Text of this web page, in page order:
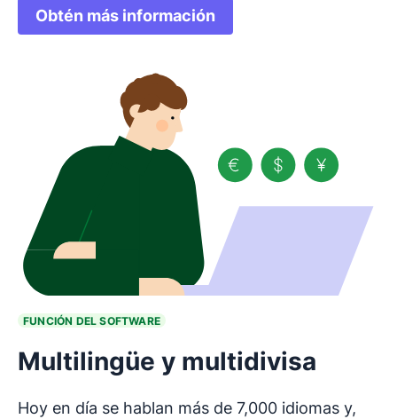
Obtén más información
FUNCIÓN DEL SOFTWARE
Multilingüe y multidivisa
Hoy en día se hablan más de 7,000 idiomas y,